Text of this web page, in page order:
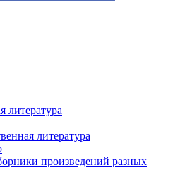
литература
литература
произведений разных